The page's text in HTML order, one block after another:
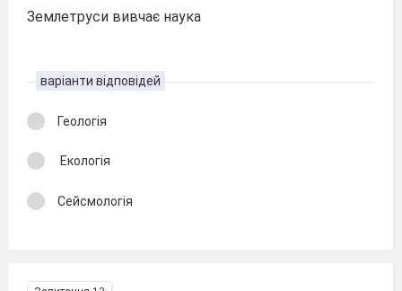
Землетруси вивчає наука
варіанти відповідей
Геологія
Екологія
Сейсмологія